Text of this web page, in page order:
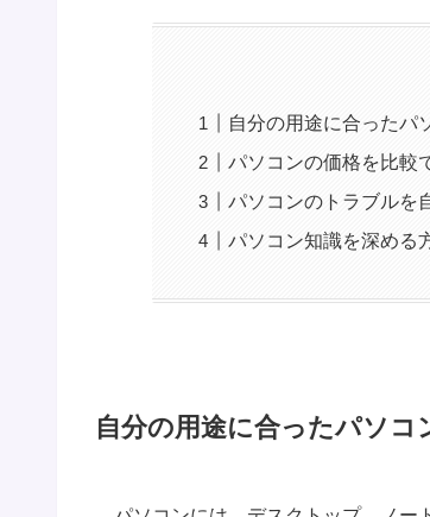
自分の用途に合ったパ
パソコンの価格を比較
パソコンのトラブルを
パソコン知識を深める
自分の用途に合ったパソコ